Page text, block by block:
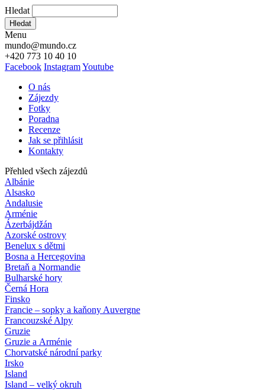
Hledat
Hledat
Menu
mundo@mundo.cz
+420 773 10 40 10
Facebook InstagramYoutube
O nás
Zájezdy
Fotky
Poradna
Recenze
Jak se přihlásit
Kontakty
Přehled všech zájezdů
Albánie
Alsasko
Andalusie
Arménie
Ázerbájdžán
Azorské ostrovy
Benelux s dětmi
Bosna a Hercegovina
Bretaň a Normandie
Bulharské hory
Černá Hora
Finsko
Francie – sopky a kaňony Auvergne
Francouzské Alpy
Gruzie
Gruzie a Arménie
Chorvatské národní parky
Irsko
Island
Island – velký okruh